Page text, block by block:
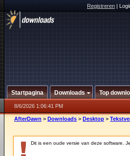
Registreren|
Startpagina Downloads Top
8/6/2026 1:06:41 PM
AfterDawn > Downloads > Desktop >
Dit is een oude versie van deze software.